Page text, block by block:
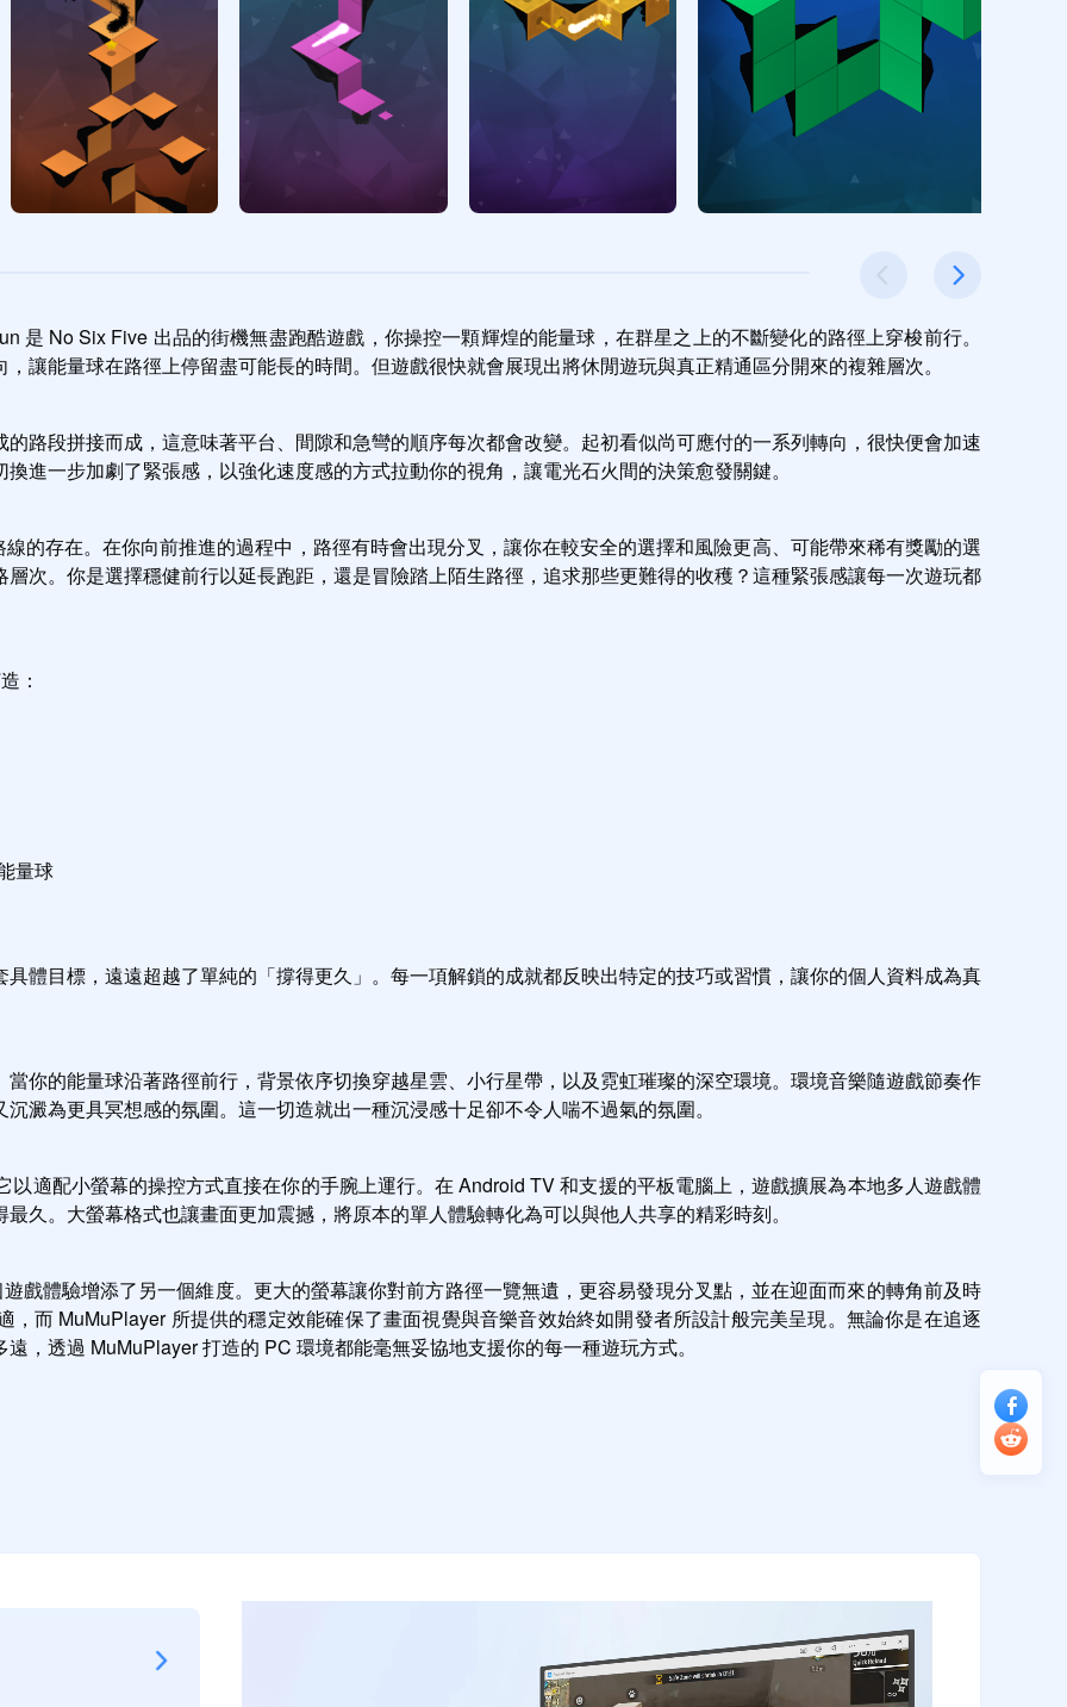
是 No Six Five 出品的街機無盡跑酷遊戲，你操控一顆輝煌的能量球，在群星之上的不斷變化的路徑上穿梭前行。
讓能量球在路徑上停留盡可能長的時間。但遊戲很快就會展現出將休閒遊玩與真正精通區分開來的複雜層次。
路段拼接而成，這意味著平台、間隙和急彎的順序每次都會改變。起初看似尚可應付的一系列轉向，很快便會加速
進一步加劇了緊張感，以強化速度感的方式拉動你的視角，讓電光石火間的決策愈發關鍵。
的存在。在你向前推進的過程中，路徑有時會出現分叉，讓你在較安全的選擇和風險更高、可能帶來稀有獎勵的選
次。你是選擇穩健前行以延長跑距，還是冒險踏上陌生路徑，追求那些更難得的收穫？這種緊張感讓每一次遊玩都
：
量球
體目標，遠遠超越了單純的「撐得更久」。每一項解鎖的成就都反映出特定的技巧或習慣，讓你的個人資料成為真
你的能量球沿著路徑前行，背景依序切換穿越星雲、小行星帶，以及霓虹璀璨的深空環境。環境音樂隨遊戲節奏作
澱為更具冥想感的氛圍。這一切造就出一種沉浸感十足卻不令人喘不過氣的氛圍。
適配小螢幕的操控方式直接在你的手腕上運行。在 Android TV 和支援的平板電腦上，遊戲擴展為本地多人遊戲體
久。大螢幕格式也讓畫面更加震撼，將原本的單人體驗轉化為可以與他人共享的精彩時刻。
戲體驗增添了另一個維度。更大的螢幕讓你對前方路徑一覽無遺，更容易發現分叉點，並在迎面而來的轉角前及時
而 MuMuPlayer 所提供的穩定效能確保了畫面視覺與音樂音效始終如開發者所設計般完美呈現。無論你是在追逐
，透過 MuMuPlayer 打造的 PC 環境都能毫無妥協地支援你的每一種遊玩方式。